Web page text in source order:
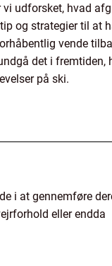
vi udforsket, hvad
og strategier til at
vende
det i fremtiden,
på ski.
i at gennemføre
eller endda